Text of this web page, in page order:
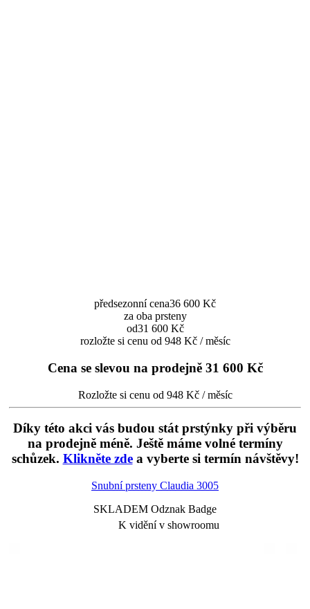
předsezonní cena36 600 Kč
za oba prsteny
od31 600 Kč
rozložte si cenu od 948 Kč / měsíc
Cena se slevou na prodejně 31 600 Kč
Rozložte si cenu od 948 Kč / měsíc
Díky této akci vás budou stát prstýnky při výběru
na prodejně méně. Ještě máme volné termíny
schůzek. Klikněte zdea vyberte si termín návštěvy!
Snubní prsteny Claudia 3005
SKLADEM Odznak Badge
K vidění v showroomu